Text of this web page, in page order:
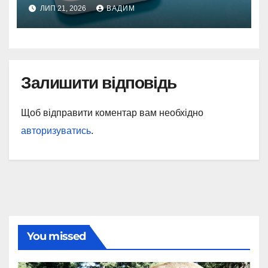
ЛИП 21, 2026 ВАДИМ
Залишити відповідь
Щоб відправити коментар вам необхідно
авторизуватись.
You missed